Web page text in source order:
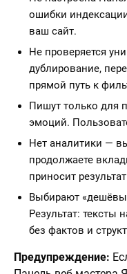
ошибки
ваш сайт.
Не проверяется
дублирование,
прямой путь к
Пишут только для
эмоций.
Нет аналитики —
продолжаете
приносит
Выбирают
Результат: тексты
без фактов и
Предупреждение: